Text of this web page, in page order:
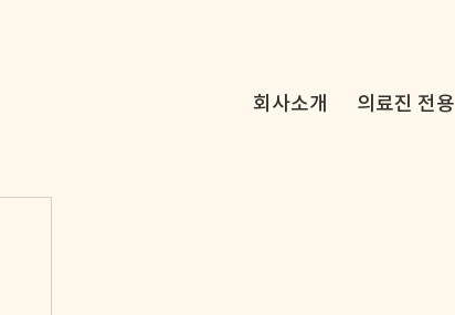
회사소개 의료진 전용